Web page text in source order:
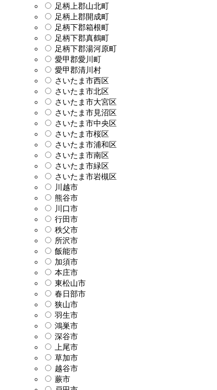
足柄上郡山北町
足柄上郡開成町
足柄下郡箱根町
足柄下郡真鶴町
足柄下郡湯河原町
愛甲郡愛川町
愛甲郡清川村
さいたま市西区
さいたま市北区
さいたま市大宮区
さいたま市見沼区
さいたま市中央区
さいたま市桜区
さいたま市浦和区
さいたま市南区
さいたま市緑区
さいたま市岩槻区
川越市
熊谷市
川口市
行田市
秩父市
所沢市
飯能市
加須市
本庄市
東松山市
春日部市
狭山市
羽生市
鴻巣市
深谷市
上尾市
草加市
越谷市
蕨市